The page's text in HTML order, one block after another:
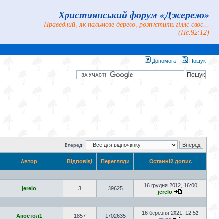
Християнський форум «Джерело»
Праведний, як пальмове дерево, розпустить гіллє своє...
(Пс.92:12)
Допомога Пошук
Вперед:
Автор Відповіді Перегляди Останній допис
jerelo 3 39625
16 грудня 2012, 16:00
jerelo
Апостол1 1857 1702635
16 березня 2021, 12:52